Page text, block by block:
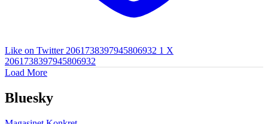
Like on Twitter 2061738397945806932 1 X
2061738397945806932
Load More
Bluesky